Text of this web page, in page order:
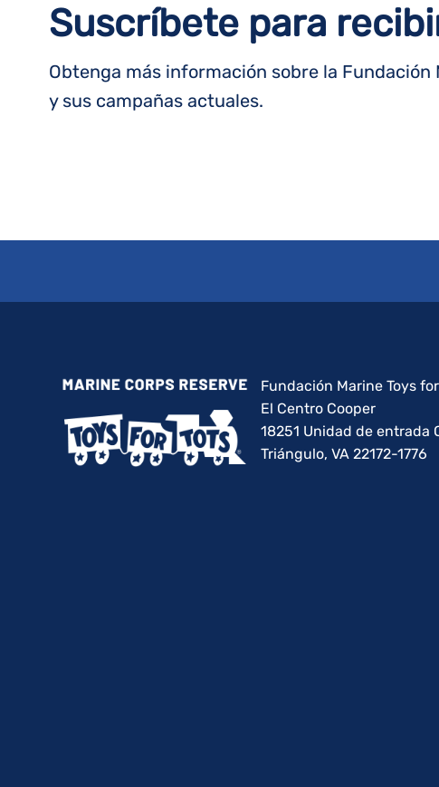
Suscríbete para
Obtenga más información sobre la Fundación
y sus campañas actuales.
Fundación Marine Toys
El Centro Cooper
18251 Unidad de entrada
Triángulo, VA 22172-1776